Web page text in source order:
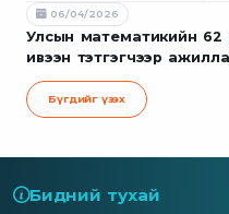
06/04/2026
Улсын математикийн
ивээн тэтгэгчээр
Бүгдийг үзэх
Бидний тухай